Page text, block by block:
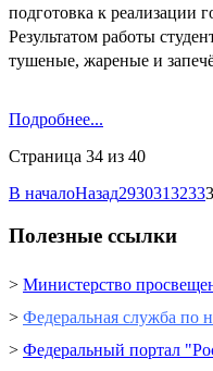
подготовка к реализации
Результатом работы
тушеные, жареные и
Подробнее...
Страница 34 из 40
В началоНазад2930313233
Полезные ссылки
> Министерство
> Федеральная служба по
> Федеральный портал